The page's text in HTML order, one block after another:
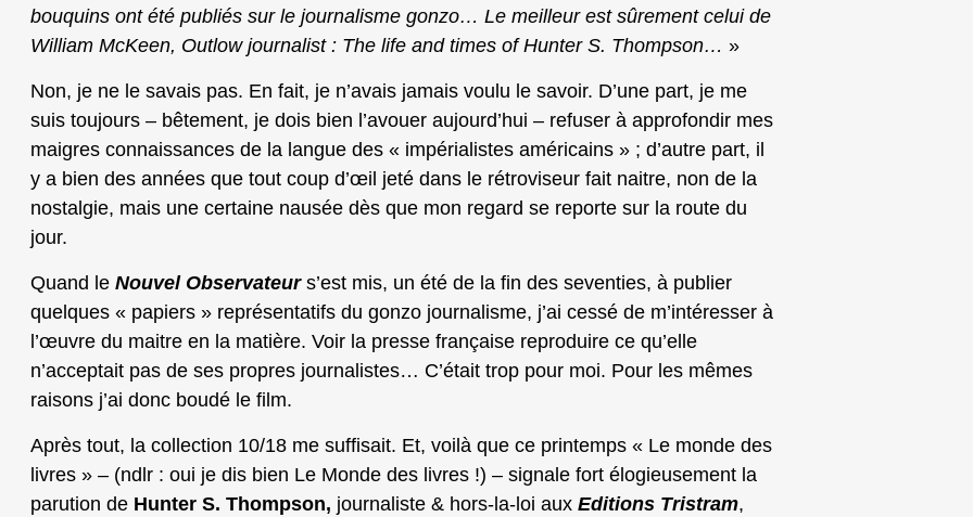
bouquins ont été publiés sur le journalisme gonzo… Le meilleur est sûrement celui de
William McKeen, Outlow journalist : The life and times of Hunter S. Thompson… »
Non, je ne le savais pas. En fait, je n’avais jamais voulu le savoir. D’une part, je me
suis toujours – bêtement, je dois bien l’avouer aujourd’hui – refuser à approfondir mes
maigres connaissances de la langue des « impérialistes américains » ; d’autre part, il
y a bien des années que tout coup d’œil jeté dans le rétroviseur fait naitre, non de la
nostalgie, mais une certaine nausée dès que mon regard se reporte sur la route du
jour.
Quand le Nouvel Observateur s’est mis, un été de la fin des seventies, à publier
quelques « papiers » représentatifs du gonzo journalisme, j’ai cessé de m’intéresser à
l’œuvre du maitre en la matière. Voir la presse française reproduire ce qu’elle
n’acceptait pas de ses propres journalistes… C’était trop pour moi. Pour les mêmes
raisons j’ai donc boudé le film.
Après tout, la collection 10/18 me suffisait. Et, voilà que ce printemps « Le monde des
livres » – (ndlr : oui je dis bien Le Monde des livres !) – signale fort élogieusement la
parution de Hunter S. Thompson, journaliste & hors-la-loi aux Editions Tristram,